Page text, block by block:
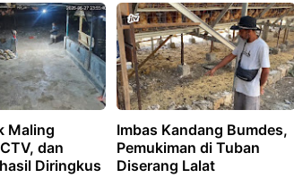
Maling
dan
Diringkus
Imbas Kandang Bumdes,
Pemukiman di Tuban
Diserang Lalat